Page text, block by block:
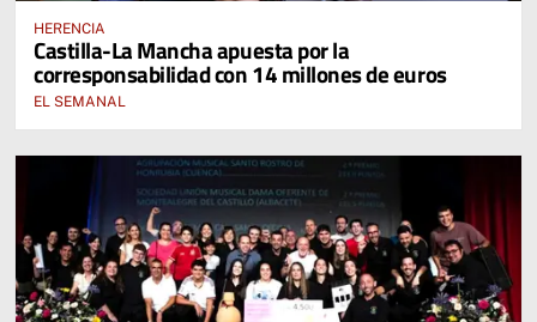
HERENCIA
Castilla-La Mancha apuesta por la
corresponsabilidad con 14 millones de euros
EL SEMANAL